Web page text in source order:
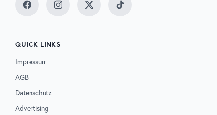
FacebookInstagramTwitter TikTok
QUICK LINKS
Impressum
AGB
Datenschutz
Advertising